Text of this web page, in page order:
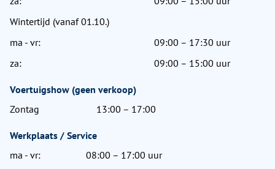
Wintertijd (vanaf 01.10.)
ma - vr:
09:00 – 17:30 uur
za:
09:00 – 15:00 uur
Voertuigshow (geen verkoop)
Zontag
13:00 – 17:00
Werkplaats / Service
ma - vr:
08:00 – 17:00 uur